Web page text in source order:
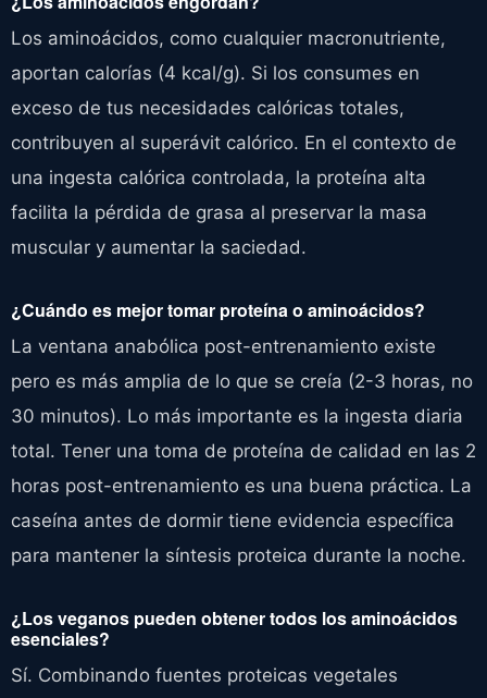
Los aminoácidos, como cualquier macronutriente,
aportan calorías (4 kcal/g). Si los consumes en
exceso de tus necesidades calóricas totales,
contribuyen al superávit calórico. En el contexto de
una ingesta calórica controlada, la proteína alta
facilita la pérdida de grasa al preservar la masa
muscular y aumentar la saciedad.
¿Cuándo es mejor tomar proteína o aminoácidos?
La ventana anabólica post-entrenamiento existe
pero es más amplia de lo que se creía (2-3 horas, no
30 minutos). Lo más importante es la ingesta diaria
total. Tener una toma de proteína de calidad en las 2
horas post-entrenamiento es una buena práctica. La
caseína antes de dormir tiene evidencia específica
para mantener la síntesis proteica durante la noche.
¿Los veganos pueden obtener todos los aminoácidos
esenciales?
Sí. Combinando fuentes proteicas vegetales